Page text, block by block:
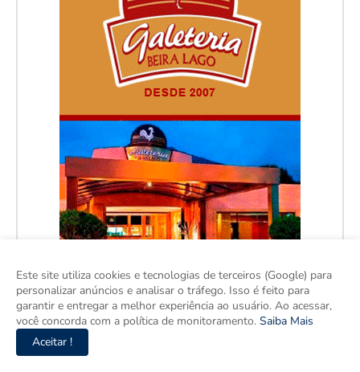
Este site utiliza cookies e tecnologias de terceiros (Google) para
personalizar anúncios e analisar o tráfego. Isso é feito para
garantir e entregar a melhor experiência ao usuário. Ao acessar,
você concorda com a política de monitoramento. Saiba Mais
Aceitar !